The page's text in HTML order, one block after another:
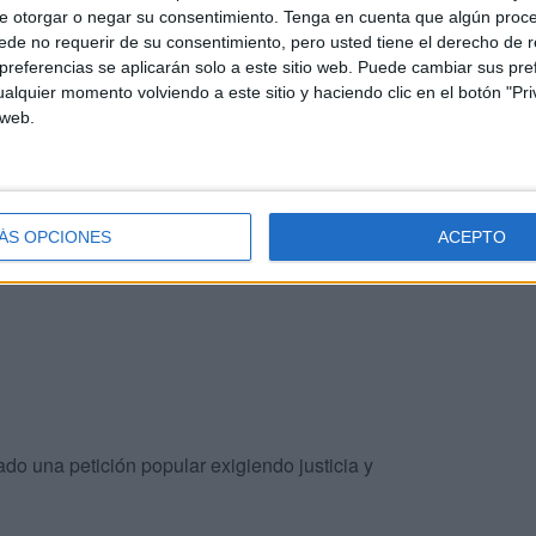
otorgar o negar su consentimiento. Tenga en cuenta que algún
no requerir de su consentimiento, pero usted tiene el derecho de
se aplicarán solo a este sitio web. Puede cambiar sus
momento volviendo a este sitio y haciendo clic en el botón
OPCIONES ACEPTO
logró intervenir a tiempo y salvar tanto a la
que elevó un informe detallado a la Delegación
ola de indignación: activistas por los derechos
el presidente de la comuna de Tazrout ya ha
su intención de dirigirse al Ministerio de Salud.
una petición popular exigiendo justicia y